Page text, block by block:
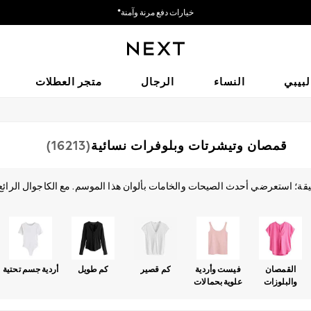
النساء الرجال متجر العطلات
قمصان وتيشرتات وبلوفرات نسائية(16213)
استعرضي أحدث الصيحات والخامات بألوان هذا الموسم. مع الكاجوال
الصدريات
تونك أردية علوية رياضية أردية علوية بحمالات
القمصان
والبلوزات
فيست وأردية
علوية بحمالات
كم قصير كم طويل أردية جسم تحتية